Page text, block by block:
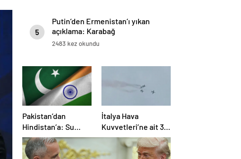
5
Putin’den Ermenistan’ı yıkan
açıklama: Karabağ
Azerbaycan’ın ayrılmaz bir
2483 kez okundu
Pakistan’dan
Hindistan’a: Su
bizim kırmızı
çizgimizdir
İtalya Hava
Kuvvetleri’ne ait 3
uçak eğitim
uçuşunda kaza